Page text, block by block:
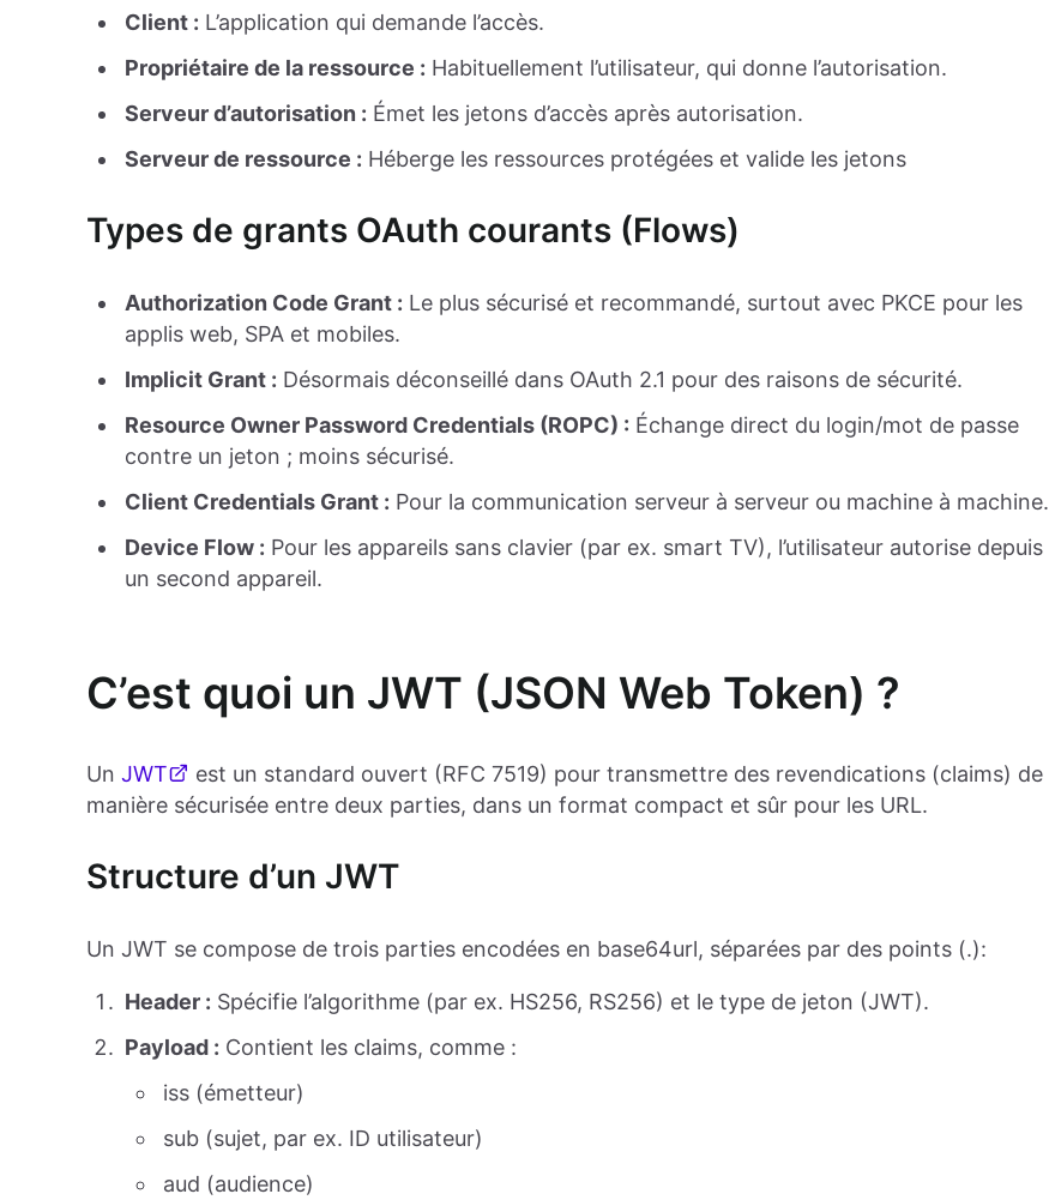
Client : L’application qui demande l’accès.
Propriétaire de la ressource : Habituellement l’utilisateur, qui donne l’autorisation.
Serveur d’autorisation : Émet les jetons d’accès après autorisation.
Serveur de ressource : Héberge les ressources protégées et valide les jetons
Types de grants OAuth courants (Flows)
Authorization Code Grant : Le plus sécurisé et recommandé, surtout avec PKCE pour les
applis web, SPA et mobiles.
Implicit Grant : Désormais déconseillé dans OAuth 2.1 pour des raisons de sécurité.
Resource Owner Password Credentials (ROPC) : Échange direct du login/mot de passe
contre un jeton ; moins sécurisé.
Client Credentials Grant : Pour la communication serveur à serveur ou machine à machine.
Device Flow : Pour les appareils sans clavier (par ex. smart TV), l’utilisateur autorise depuis
un second appareil.
C’est quoi un JWT (JSON Web Token) ?
Un JWT
est un standard ouvert (RFC 7519) pour transmettre des revendications (claims) de
manière sécurisée entre deux parties, dans un format compact et sûr pour les URL.
Structure d’un JWT
Un JWT se compose de trois parties encodées en base64url, séparées par des points (.):
Header : Spécifie l’algorithme (par ex. HS256, RS256) et le type de jeton (JWT).
Payload : Contient les claims, comme :
iss (émetteur)
sub (sujet, par ex. ID utilisateur)
aud (audience)